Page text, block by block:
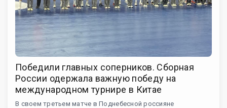
Победили главных соперников. Сборная
России одержала важную победу на
международном турнире в Китае
В своем третьем матче в Поднебесной россияне